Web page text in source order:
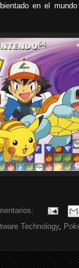
en el
Technology,